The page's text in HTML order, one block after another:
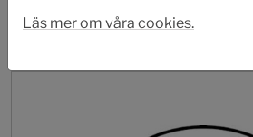
Läs mer om våra cookies.